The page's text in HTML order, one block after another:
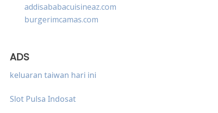
addisababacuisineaz.com
burgerimcamas.com
ADS
keluaran taiwan hari ini
Slot Pulsa Indosat